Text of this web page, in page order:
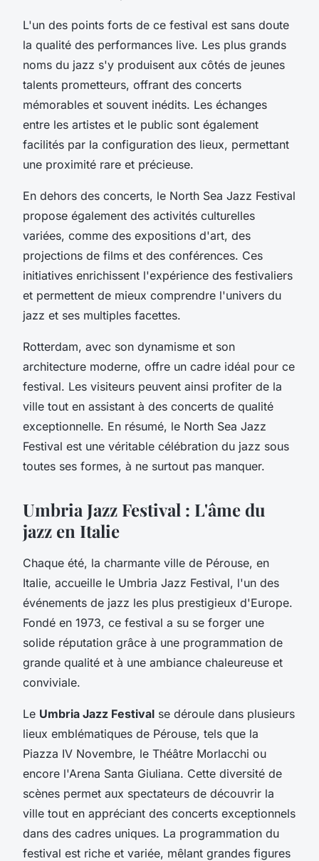
L'un des points forts de ce festival est sans doute
la qualité des performances live. Les plus grands
noms du jazz s'y produisent aux côtés de jeunes
talents prometteurs, offrant des concerts
mémorables et souvent inédits. Les échanges
entre les artistes et le public sont également
facilités par la configuration des lieux, permettant
une proximité rare et précieuse.
En dehors des concerts, le North Sea Jazz Festival
propose également des activités culturelles
variées, comme des expositions d'art, des
projections de films et des conférences. Ces
initiatives enrichissent l'expérience des festivaliers
et permettent de mieux comprendre l'univers du
jazz et ses multiples facettes.
Rotterdam, avec son dynamisme et son
architecture moderne, offre un cadre idéal pour ce
festival. Les visiteurs peuvent ainsi profiter de la
ville tout en assistant à des concerts de qualité
exceptionnelle. En résumé, le North Sea Jazz
Festival est une véritable célébration du jazz sous
toutes ses formes, à ne surtout pas manquer.
Umbria Jazz Festival : L'âme du
jazz en Italie
Chaque été, la charmante ville de Pérouse, en
Italie, accueille le Umbria Jazz Festival, l'un des
événements de jazz les plus prestigieux d'Europe.
Fondé en 1973, ce festival a su se forger une
solide réputation grâce à une programmation de
grande qualité et à une ambiance chaleureuse et
conviviale.
Le Umbria Jazz Festival se déroule dans plusieurs
lieux emblématiques de Pérouse, tels que la
Piazza IV Novembre, le Théâtre Morlacchi ou
encore l'Arena Santa Giuliana. Cette diversité de
scènes permet aux spectateurs de découvrir la
ville tout en appréciant des concerts exceptionnels
dans des cadres uniques. La programmation du
festival est riche et variée, mêlant grandes figures